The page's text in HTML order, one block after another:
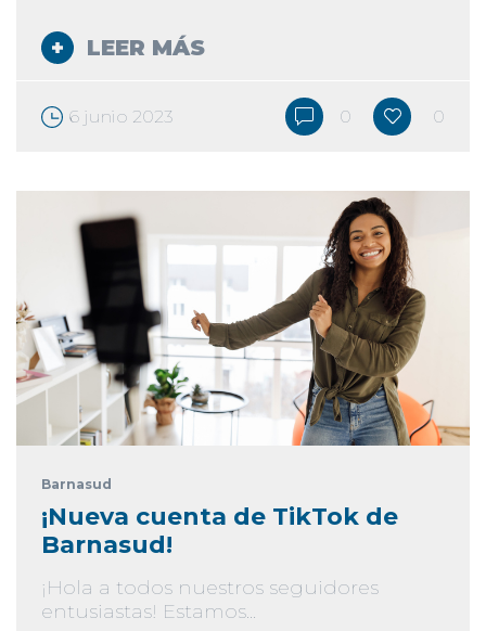
LEER MÁS
6 junio 2023 0 0
Barnasud
¡Nueva cuenta de TikTok de
Barnasud!
¡Hola a todos nuestros seguidores
entusiastas! Estamos...